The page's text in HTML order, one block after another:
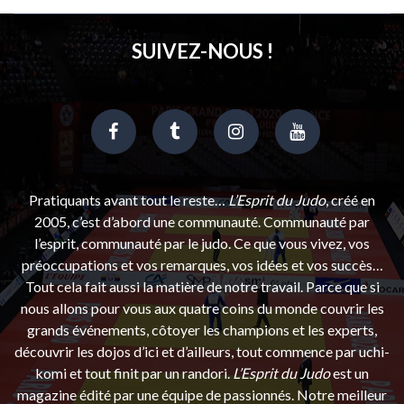
SUIVEZ-NOUS !
Pratiquants avant tout le reste…L’Esprit du Judo, créé en
2005, c’est d’abord une communauté. Communauté par
l’esprit, communauté par le judo. Ce que vous vivez, vos
préoccupations et vos remarques, vos idées et vos succès…
Tout cela fait aussi la matière de notre travail. Parce que si
nous allons pour vous aux quatre coins du monde couvrir les
grands événements, côtoyer les champions et les experts,
découvrir les dojos d’ici et d’ailleurs, tout commence par uchi-
komi et tout finit par un randori.L’Esprit du Judoest un
magazine édité par une équipe de passionnés. Notre meilleur